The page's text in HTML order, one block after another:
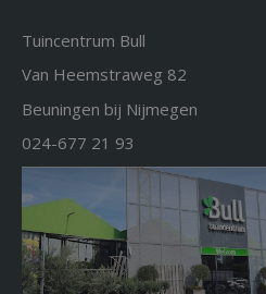
Tuincentrum Bull
Van Heemstraweg 82
Beuningen bij Nijmegen
024-677 21 93